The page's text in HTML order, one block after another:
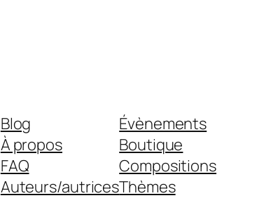
Blog
À propos
FAQ
Auteurs/autrices
Évènements
Boutique
Compositions
Thèmes